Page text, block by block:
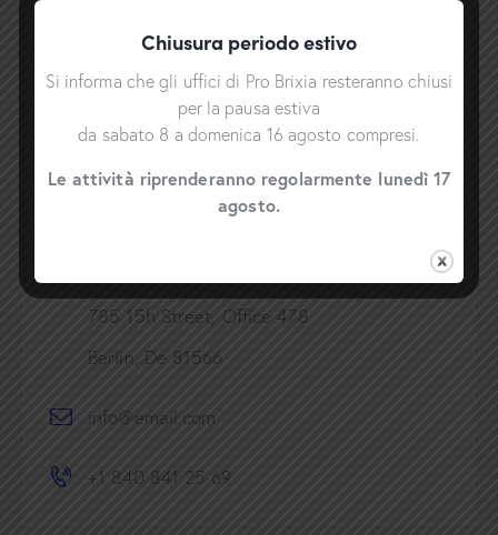
785 15h Street, Office 478
Berlin, De 81566
info@email.com
+1 840 841 25 69
Chiusura periodo estivo
Si informa che gli uffici di Pro Brixia resteranno chiusi
per la pausa estiva
da sabato 8 a domenica 16 agosto compresi.
Le attività riprenderanno regolarmente lunedì 17
agosto.